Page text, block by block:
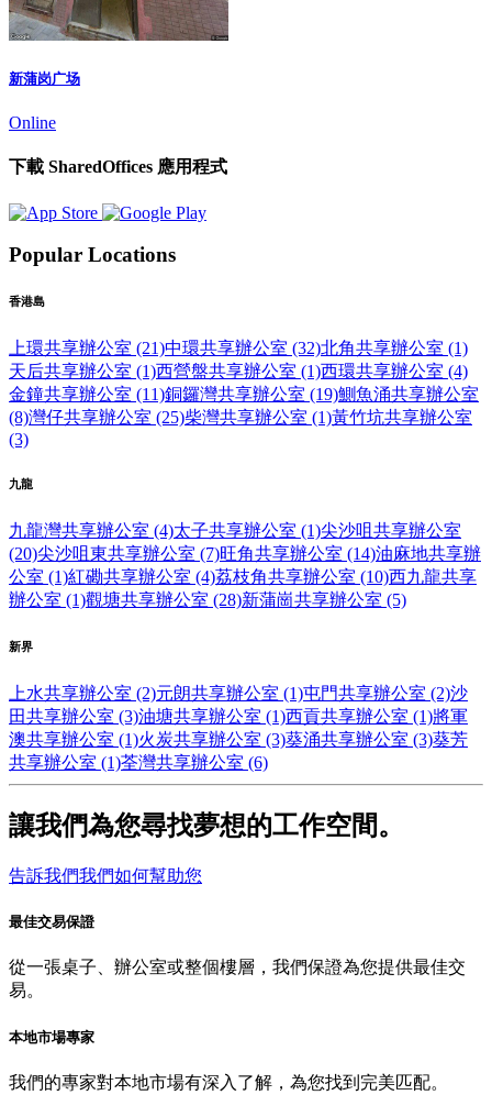
新蒲岗广场
Online
下載 SharedOffices 應用程式
Popular Locations
香港島
上環共享辦公室 (21)中環共享辦公室 (32)北角共享辦公室 (1)
天后共享辦公室 (1)西營盤共享辦公室 (1)西環共享辦公室 (4)
金鐘共享辦公室 (11)銅鑼灣共享辦公室 (19)鰂魚涌共享辦公室
(8)灣仔共享辦公室 (25)柴灣共享辦公室 (1)黃竹坑共享辦公室
(3)
九龍
九龍灣共享辦公室 (4)太子共享辦公室 (1)尖沙咀共享辦公室
(20)尖沙咀東共享辦公室 (7)旺角共享辦公室 (14)油麻地共享辦
公室 (1)紅磡共享辦公室 (4)荔枝角共享辦公室 (10)西九龍共享
辦公室 (1)觀塘共享辦公室 (28)新蒲崗共享辦公室 (5)
新界
上水共享辦公室 (2)元朗共享辦公室 (1)屯門共享辦公室 (2)沙
田共享辦公室 (3)油塘共享辦公室 (1)西貢共享辦公室 (1)將軍
澳共享辦公室 (1)火炭共享辦公室 (3)葵涌共享辦公室 (3)葵芳
共享辦公室 (1)荃灣共享辦公室 (6)
讓我們為您尋找夢想的工作空間。
告訴我們我們如何幫助您
最佳交易保證
從一張桌子、辦公室或整個樓層，我們保證為您提供最佳交
易。
本地市場專家
我們的專家對本地市場有深入了解，為您找到完美匹配。